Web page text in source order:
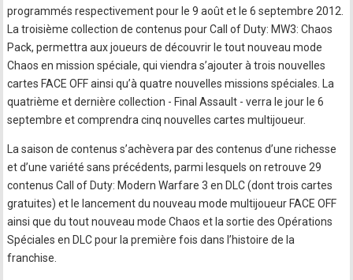
programmés respectivement pour le 9 août et le 6 septembre 2012.
La troisième collection de contenus pour Call of Duty: MW3: Chaos
Pack, permettra aux joueurs de découvrir le tout nouveau mode
Chaos en mission spéciale, qui viendra s’ajouter à trois nouvelles
cartes FACE OFF ainsi qu’à quatre nouvelles missions spéciales. La
quatrième et dernière collection - Final Assault - verra le jour le 6
septembre et comprendra cinq nouvelles cartes multijoueur.
La saison de contenus s’achèvera par des contenus d’une richesse
et d’une variété sans précédents, parmi lesquels on retrouve 29
contenus Call of Duty: Modern Warfare 3 en DLC (dont trois cartes
gratuites) et le lancement du nouveau mode multijoueur FACE OFF
ainsi que du tout nouveau mode Chaos et la sortie des Opérations
Spéciales en DLC pour la première fois dans l’histoire de la
franchise.